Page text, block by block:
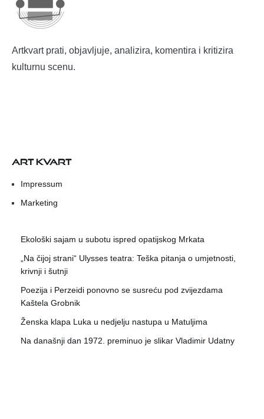
Artkvart prati, objavljuje, analizira, komentira i kritizira
kulturnu scenu.
ART KVART
Impressum
Marketing
Ekološki sajam u subotu ispred opatijskog Mrkata
„Na čijoj strani“ Ulysses teatra: Teška pitanja o umjetnosti,
krivnji i šutnji
Poezija i Perzeidi ponovno se susreću pod zvijezdama
Kaštela Grobnik
Ženska klapa Luka u nedjelju nastupa u Matuljima
Na današnji dan 1972. preminuo je slikar Vladimir Udatny